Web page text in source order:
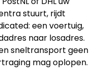
stuurt, rijdt
een voertuig,
naar losadres.
sneltransport geen
mag oplopen.